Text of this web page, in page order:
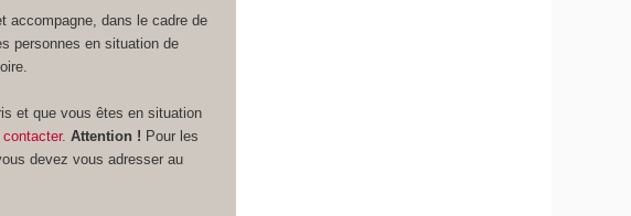
accompagne, dans le cadre de
personnes en situation de
et que vous êtes en situation
contacter. Attention ! Pour les
devez vous adresser au